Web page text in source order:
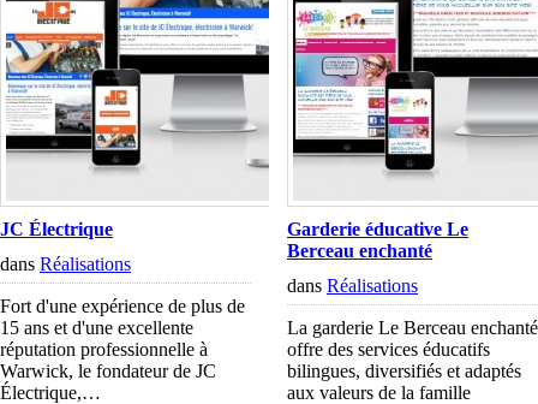
JC Électrique
dans Réalisations
Fort d'une expérience de plus de
15 ans et d'une excellente
réputation professionnelle à
Warwick, le fondateur de JC
Électrique,…
Garderie éducative Le
Berceau enchanté
dans Réalisations
La garderie Le Berceau enchanté
offre des services éducatifs
bilingues, diversifiés et adaptés
aux valeurs de la famille